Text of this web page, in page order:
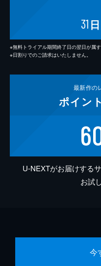
31
※無料トライアル期間終了日の翌日が属
※日割りでのご請求はいたしません。
最新作の
ポイント
U-NEXTがお届けする
お試
今